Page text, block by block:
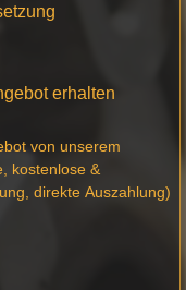
erhalten
von unserem
kostenlose &
direkte Auszahlung)